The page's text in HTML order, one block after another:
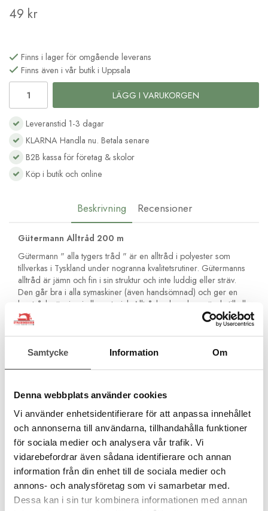
Samtycke Information Om
Denna webbplats använder cookies
Vi använder enhetsidentifierare för att anpassa innehållet
och annonserna till användarna, tillhandahålla funktioner
för sociala medier och analysera vår trafik. Vi
vidarebefordrar även sådana identifierare och annan
information från din enhet till de sociala medier och
annons- och analysföretag som vi samarbetar med.
Dessa kan i sin tur kombinera informationen med annan
49 kr
Finns i lager för omgående leverans
Finns även i vår butik i Uppsala
LÄGG I VARUKORGEN
Leveranstid 1-3 dagar
KLARNA Handla nu. Betala senare
B2B kassa för företag & skolor
Köp i butik och online
Beskrivning Recensioner
Gütermann Alltråd 200 m
Gütermann " alla tygers tråd " är en alltråd i polyester som
tillverkas i Tyskland under nogranna kvalitetsrutiner. Gütermanns
alltråd är jämn och fin i sin struktur och inte luddig eller sträv.
Den går bra i alla symaskiner (även handsömnad) och ger en
bra trådspänning i alla material. Alltråden kan du använda till alla
tyger. Den är stark och åldersbeständig och blir inte spröd med
åren. Den är även något elastisk för extra hållbarhet.
Är ditt tyg nytt och det är ett tyg som krymper så
rekommenderar vi att du tvättar det innan du syr i det. Tråden
krymper inte!Du kan inte använda polyestertråd ifall du skall
För alla material och sömmar
För sömnad med symaskin och för handsömnad
Inga olika tjocka partier. Jämn kvalitet för perfekta stygn
För overlocksömmar och kastsömmar
För förstärkta sömmar och fällsömmar
För knapphål och knappsömnad
För fina ornamentstygn och dekorsömmar
Åldersbeständig och håller med tiden
Rekommenderad nål Universal Nr 70-90